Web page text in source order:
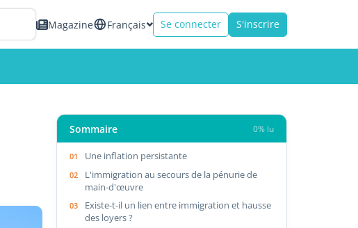
Magazine Français Se connecter S'inscrire
Sommaire 0% lu
Une inflation persistante
L'immigration au secours de la pénurie de
main-d'œuvre
Existe-t-il un lien entre immigration et hausse
des loyers ?